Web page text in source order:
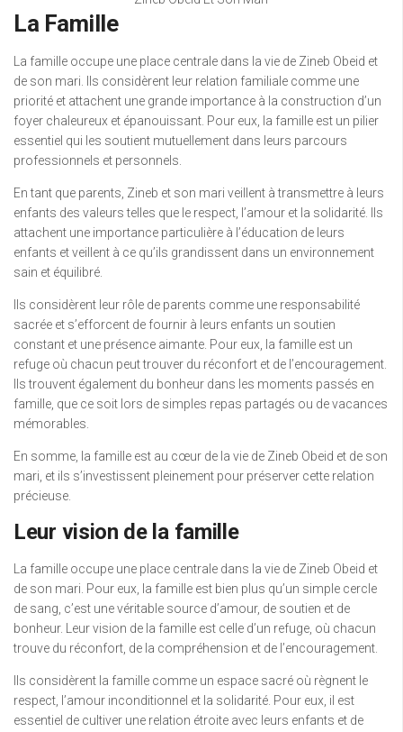
La Famille
La famille occupe une place centrale dans la vie de Zineb Obeid et
de son mari. Ils considèrent leur relation familiale comme une
priorité et attachent une grande importance à la construction d’un
foyer chaleureux et épanouissant. Pour eux, la famille est un pilier
essentiel qui les soutient mutuellement dans leurs parcours
professionnels et personnels.
En tant que parents, Zineb et son mari veillent à transmettre à leurs
enfants des valeurs telles que le respect, l’amour et la solidarité. Ils
attachent une importance particulière à l’éducation de leurs
enfants et veillent à ce qu’ils grandissent dans un environnement
sain et équilibré.
Ils considèrent leur rôle de parents comme une responsabilité
sacrée et s’efforcent de fournir à leurs enfants un soutien
constant et une présence aimante. Pour eux, la famille est un
refuge où chacun peut trouver du réconfort et de l’encouragement.
Ils trouvent également du bonheur dans les moments passés en
famille, que ce soit lors de simples repas partagés ou de vacances
mémorables.
En somme, la famille est au cœur de la vie de Zineb Obeid et de son
mari, et ils s’investissent pleinement pour préserver cette relation
précieuse.
Leur vision de la famille
La famille occupe une place centrale dans la vie de Zineb Obeid et
de son mari. Pour eux, la famille est bien plus qu’un simple cercle
de sang, c’est une véritable source d’amour, de soutien et de
bonheur. Leur vision de la famille est celle d’un refuge, où chacun
trouve du réconfort, de la compréhension et de l’encouragement.
Ils considèrent la famille comme un espace sacré où règnent le
respect, l’amour inconditionnel et la solidarité. Pour eux, il est
essentiel de cultiver une relation étroite avec leurs enfants et de